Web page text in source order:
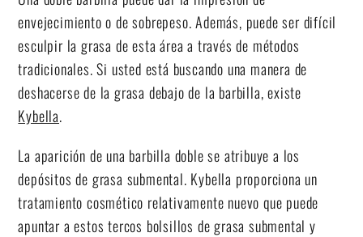
envejecimiento o de sobrepeso. Además, puede ser difícil
esculpir la grasa de esta área a través de métodos
tradicionales. Si usted está buscando una manera de
deshacerse de la grasa debajo de la barbilla, existe
Kybella.
La aparición de una barbilla doble se atribuye a los
depósitos de grasa submental. Kybella proporciona un
tratamiento cosmético relativamente nuevo que puede
apuntar a estos tercos bolsillos de grasa submental y